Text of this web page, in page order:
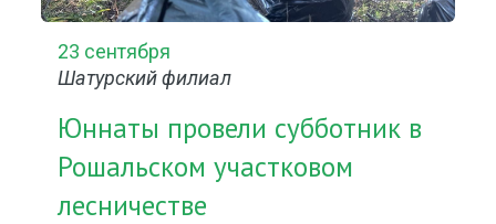
23 сентября
Шатурский филиал
Юннаты провели субботник в
Рошальском участковом
лесничестве